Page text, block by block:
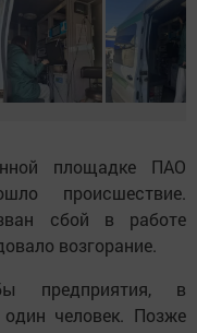
площадке ПАО
происшествие.
сбой в работе
возгорание.
предприятия, в
один человек. Позже